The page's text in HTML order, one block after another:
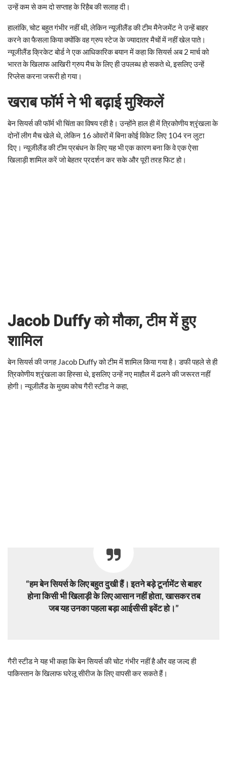
उन्हें कम से कम दो सप्ताह के रिहैब की सलाह दी।
हालांकि, चोट बहुत गंभीर नहीं थी, लेकिन न्यूजीलैंड की टीम मैनेजमेंट ने उन्हें बाहर
करने का फैसला किया क्योंकि वह ग्रुप स्टेज के ज्यादातर मैचों में नहीं खेल पाते।
न्यूजीलैंड क्रिकेट बोर्ड ने एक आधिकारिक बयान में कहा कि सियर्स अब 2 मार्च को
भारत के खिलाफ आखिरी ग्रुप मैच के लिए ही उपलब्ध हो सकते थे, इसलिए उन्हें
रिप्लेस करना जरूरी हो गया।
खराब फॉर्म ने भी बढ़ाई मुश्किलें
बेन सियर्स की फॉर्म भी चिंता का विषय रही है। उन्होंने हाल ही में त्रिकोणीय श्रृंखला के
दोनों लीग मैच खेले थे, लेकिन 16 ओवरों में बिना कोई विकेट लिए 104 रन लुटा
दिए। न्यूजीलैंड की टीम प्रबंधन के लिए यह भी एक कारण बना कि वे एक ऐसा
खिलाड़ी शामिल करें जो बेहतर प्रदर्शन कर सके और पूरी तरह फिट हो।
Jacob Duffy को मौका, टीम में हुए
शामिल
बेन सियर्स की जगह Jacob Duffy को टीम में शामिल किया गया है। डफी पहले से ही
त्रिकोणीय श्रृंखला का हिस्सा थे, इसलिए उन्हें नए माहौल में ढलने की जरूरत नहीं
होगी। न्यूजीलैंड के मुख्य कोच गैरी स्टीड ने कहा,
“हम बेन सियर्स के लिए बहुत दुखी हैं। इतने बड़े टूर्नामेंट से बाहर
होना किसी भी खिलाड़ी के लिए आसान नहीं होता, खासकर तब
जब यह उनका पहला बड़ा आईसीसी इवेंट हो।”
गैरी स्टीड ने यह भी कहा कि बेन सियर्स की चोट गंभीर नहीं है और वह जल्द ही
पाकिस्तान के खिलाफ घरेलू सीरीज के लिए वापसी कर सकते हैं।